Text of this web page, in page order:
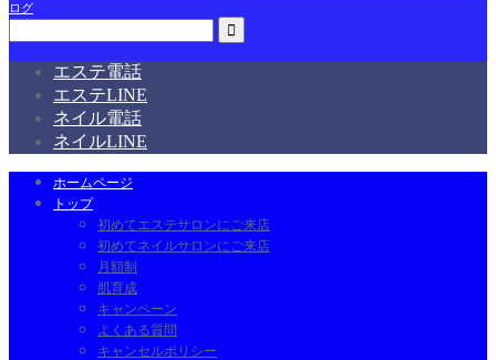
ログ
エステ電話
エステLINE
ネイル電話
ネイルLINE
ホームページ
トップ
初めてエステサロンにご来店
初めてネイルサロンにご来店
月額制
肌育成
キャンペーン
よくある質問
キャンセルポリシー